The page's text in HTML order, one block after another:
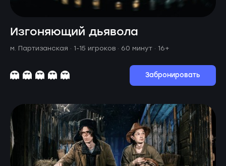
Изгоняющий дьявола
м. Партизанская · 1-15 игроков · 60 минут · 16+
Забронировать